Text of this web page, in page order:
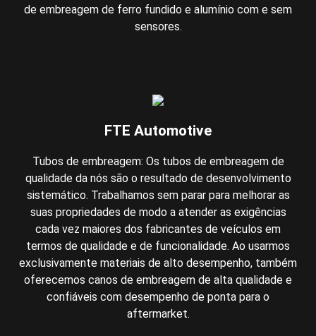
de embreagem de ferro fundido e alumínio com e sem
sensores.
FTE Automotive
Tubos de embreagem: Os tubos de embreagem de
qualidade da nós são o resultado de desenvolvimento
sistemático. Trabalhamos sem parar para melhorar as
suas propriedades de modo a atender as exigências
cada vez maiores dos fabricantes de veículos em
termos de qualidade e de funcionalidade. Ao usarmos
exclusivamente materiais de alto desempenho, também
oferecemos canos de embreagem de alta qualidade e
confiáveis com desempenho de ponta para o
aftermarket.